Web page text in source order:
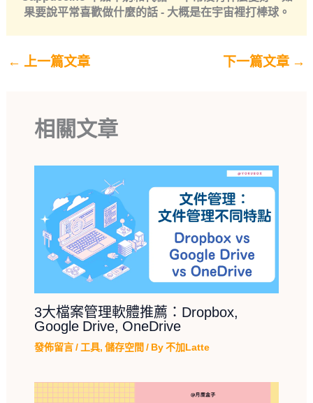
果要說平常喜歡做什麼的話 - 大概是在宇宙裡打棒球。
← 上一篇文章 下一篇文章 →
相關文章
3大檔案管理軟體推薦：Dropbox,
Google Drive, OneDrive
發佈留言/工具, 儲存空間/ By不加Latte